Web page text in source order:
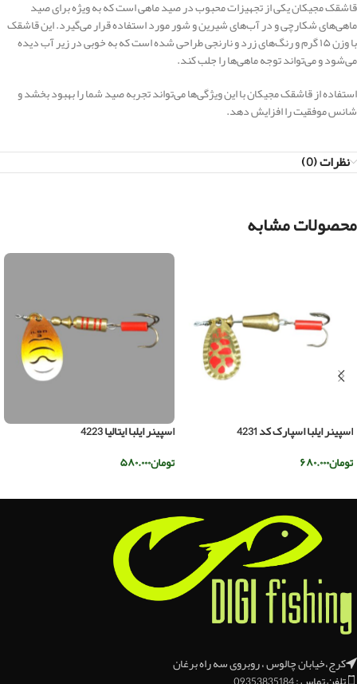
قاشقک مجیکان یکی از تجهیزات محبوب در صید ماهی است که به ویژه برای صید
ماهی‌های شکارچی و در آب‌های شیرین و شور مورد استفاده قرار می‌گیرد. این قاشقک
با وزن ۱۵ گرم و رنگ‌های زرد و نارنجی طراحی شده است که به خوبی در زیر آب دیده
می‌شود و می‌تواند توجه ماهی‌ها را جلب کند.
استفاده از قاشقک مجیکان با این ویژگی‌ها می‌تواند تجربه صید شما را بهبود بخشد و
شانس موفقیت را افزایش دهد.
نظرات (0)
محصولات مشابه
اسپینر ایلبا اسپارک کد 4231
تومان۶۸۰.۰۰۰
اسپینر ایلبا ایتالیا 4223
تومان۵۸۰.۰۰۰
کرج،خیابان چالوس ، روبروی سه راه برغان